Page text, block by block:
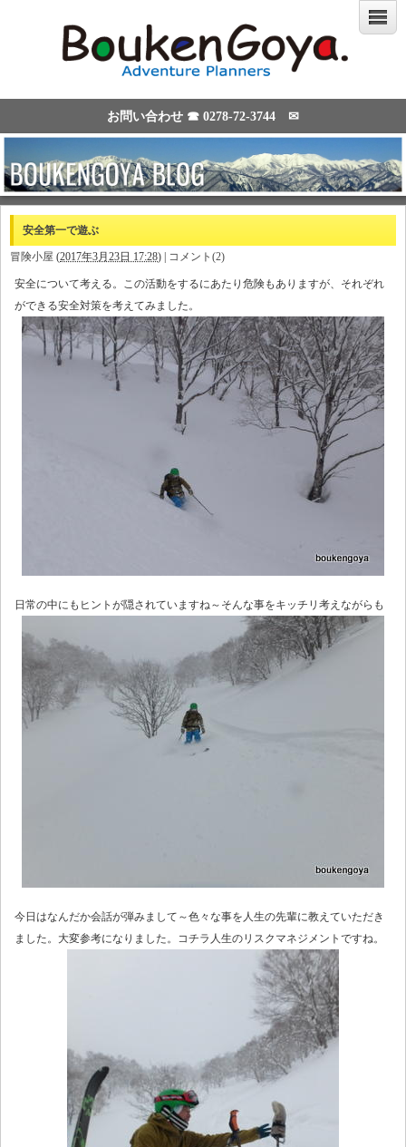
お問い合わせ ☎ 0278-72-3744 ✉
安全第一で遊ぶ
冒険小屋 (2017年3月23日 17:28) | コメント(2)
安全について考える。この活動をするにあたり危険もありますが、それぞれ
ができる安全対策を考えてみました。
日常の中にもヒントが隠されていますね～そんな事をキッチリ考えながらも
今日はなんだか会話が弾みまして～色々な事を人生の先輩に教えていただき
ました。大変参考になりました。コチラ人生のリスクマネジメントですね。